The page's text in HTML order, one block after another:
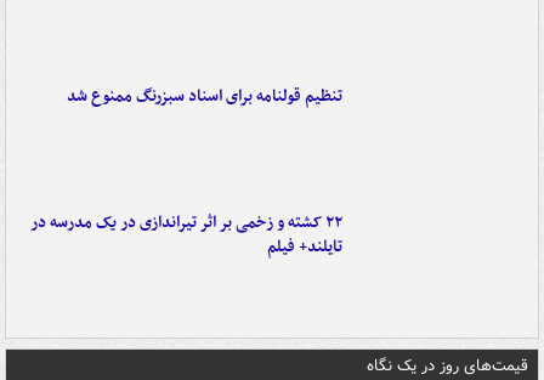
تنظیم قولنامه برای اسناد سبزرنگ ممنوع شد
۲۲ کشته و زخمی بر اثر تیراندازی در یک مدرسه در
تایلند+ فیلم
قیمت‌های روز در یک نگاه